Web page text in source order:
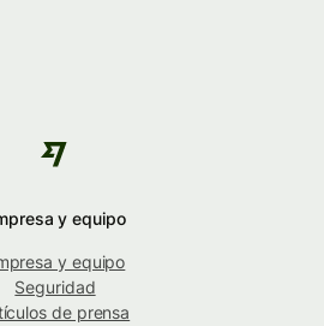
y equipo
y equipo
Seguridad
de prensa